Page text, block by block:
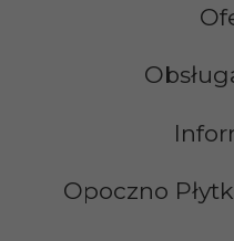
Opoczno